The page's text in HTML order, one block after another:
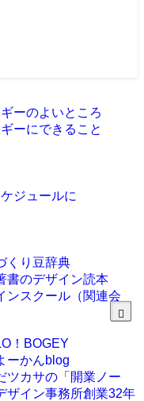
ーのよいところ
ーにできること
ジュールに
くり豆辞典
書のデザイン読本
ンスクール（関連会
！BOGEY
ーかんblog
ツカサの「開業ノー
ザイン事務所創業32年